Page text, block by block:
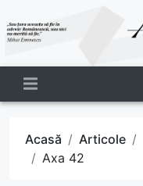
Acasă Articole
Axa 42